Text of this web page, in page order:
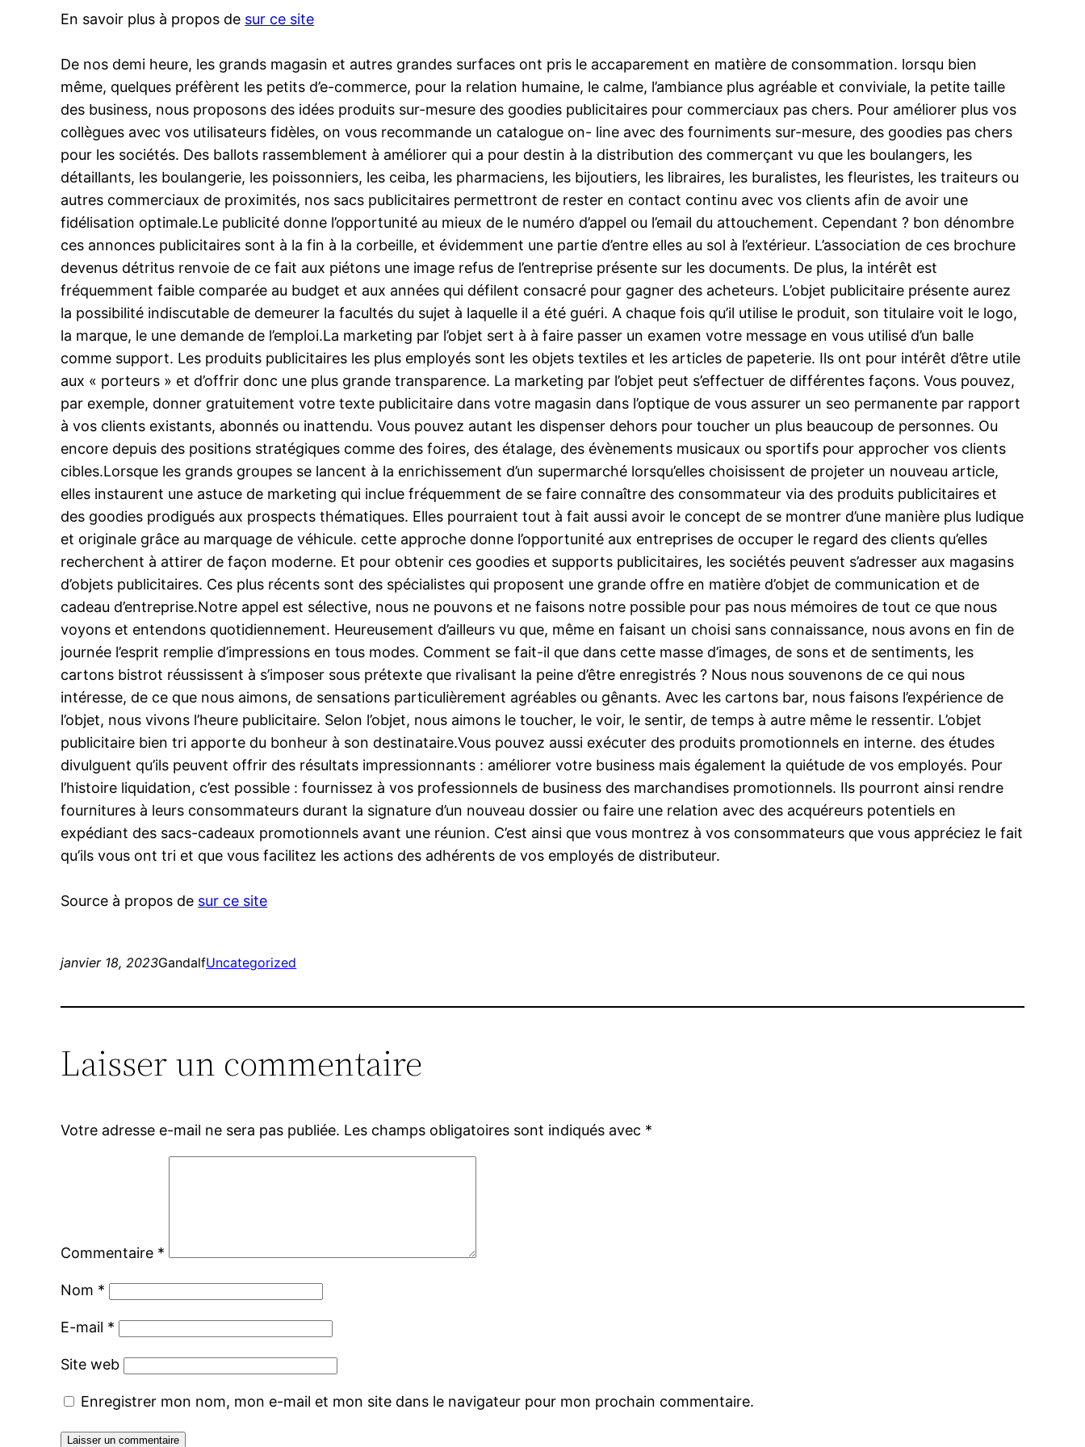
En savoir plus à propos de sur ce site
De nos demi heure, les grands magasin et autres grandes surfaces ont pris le accaparement en matière de consommation. lorsqu bien
même, quelques préfèrent les petits d’e-commerce, pour la relation humaine, le calme, l’ambiance plus agréable et conviviale, la petite taille
des business, nous proposons des idées produits sur-mesure des goodies publicitaires pour commerciaux pas chers. Pour améliorer plus vos
collègues avec vos utilisateurs fidèles, on vous recommande un catalogue on- line avec des fourniments sur-mesure, des goodies pas chers
pour les sociétés. Des ballots rassemblement à améliorer qui a pour destin à la distribution des commerçant vu que les boulangers, les
détaillants, les boulangerie, les poissonniers, les ceiba, les pharmaciens, les bijoutiers, les libraires, les buralistes, les fleuristes, les traiteurs ou
autres commerciaux de proximités, nos sacs publicitaires permettront de rester en contact continu avec vos clients afin de avoir une
fidélisation optimale.Le publicité donne l’opportunité au mieux de le numéro d’appel ou l’email du attouchement. Cependant ? bon dénombre
ces annonces publicitaires sont à la fin à la corbeille, et évidemment une partie d’entre elles au sol à l’extérieur. L’association de ces brochure
devenus détritus renvoie de ce fait aux piétons une image refus de l’entreprise présente sur les documents. De plus, la intérêt est
fréquemment faible comparée au budget et aux années qui défilent consacré pour gagner des acheteurs. L’objet publicitaire présente aurez
la possibilité indiscutable de demeurer la facultés du sujet à laquelle il a été guéri. A chaque fois qu’il utilise le produit, son titulaire voit le logo,
la marque, le une demande de l’emploi.La marketing par l’objet sert à à faire passer un examen votre message en vous utilisé d’un balle
comme support. Les produits publicitaires les plus employés sont les objets textiles et les articles de papeterie. Ils ont pour intérêt d’être utile
aux « porteurs » et d’offrir donc une plus grande transparence. La marketing par l’objet peut s’effectuer de différentes façons. Vous pouvez,
par exemple, donner gratuitement votre texte publicitaire dans votre magasin dans l’optique de vous assurer un seo permanente par rapport
à vos clients existants, abonnés ou inattendu. Vous pouvez autant les dispenser dehors pour toucher un plus beaucoup de personnes. Ou
encore depuis des positions stratégiques comme des foires, des étalage, des évènements musicaux ou sportifs pour approcher vos clients
cibles.Lorsque les grands groupes se lancent à la enrichissement d’un supermarché lorsqu’elles choisissent de projeter un nouveau article,
elles instaurent une astuce de marketing qui inclue fréquemment de se faire connaître des consommateur via des produits publicitaires et
des goodies prodigués aux prospects thématiques. Elles pourraient tout à fait aussi avoir le concept de se montrer d’une manière plus ludique
et originale grâce au marquage de véhicule. cette approche donne l’opportunité aux entreprises de occuper le regard des clients qu’elles
recherchent à attirer de façon moderne. Et pour obtenir ces goodies et supports publicitaires, les sociétés peuvent s’adresser aux magasins
d’objets publicitaires. Ces plus récents sont des spécialistes qui proposent une grande offre en matière d’objet de communication et de
cadeau d’entreprise.Notre appel est sélective, nous ne pouvons et ne faisons notre possible pour pas nous mémoires de tout ce que nous
voyons et entendons quotidiennement. Heureusement d’ailleurs vu que, même en faisant un choisi sans connaissance, nous avons en fin de
journée l’esprit remplie d’impressions en tous modes. Comment se fait-il que dans cette masse d’images, de sons et de sentiments, les
cartons bistrot réussissent à s’imposer sous prétexte que rivalisant la peine d’être enregistrés ? Nous nous souvenons de ce qui nous
intéresse, de ce que nous aimons, de sensations particulièrement agréables ou gênants. Avec les cartons bar, nous faisons l’expérience de
l’objet, nous vivons l’heure publicitaire. Selon l’objet, nous aimons le toucher, le voir, le sentir, de temps à autre même le ressentir. L’objet
publicitaire bien tri apporte du bonheur à son destinataire.Vous pouvez aussi exécuter des produits promotionnels en interne. des études
divulguent qu’ils peuvent offrir des résultats impressionnants : améliorer votre business mais également la quiétude de vos employés. Pour
l’histoire liquidation, c’est possible : fournissez à vos professionnels de business des marchandises promotionnels. Ils pourront ainsi rendre
fournitures à leurs consommateurs durant la signature d’un nouveau dossier ou faire une relation avec des acquéreurs potentiels en
expédiant des sacs-cadeaux promotionnels avant une réunion. C’est ainsi que vous montrez à vos consommateurs que vous appréciez le fait
qu’ils vous ont tri et que vous facilitez les actions des adhérents de vos employés de distributeur.
Source à propos de sur ce site
janvier 18, 2023GandalfUncategorized
Laisser un commentaire
Votre adresse e-mail ne sera pas publiée. Les champs obligatoires sont indiqués avec *
Commentaire *
Nom *
E-mail *
Site web
Enregistrer mon nom, mon e-mail et mon site dans le navigateur pour mon prochain commentaire.